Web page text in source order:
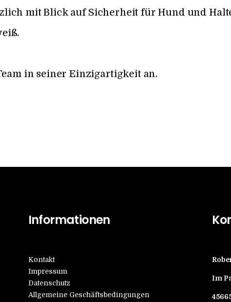
mit Blick auf Sicherheit für Hund und
in seiner Einzigartigkeit an.
Informationen
Kontakt
Impressum
Datenschutz
Allgemeine Geschäftsbedingungen
Im